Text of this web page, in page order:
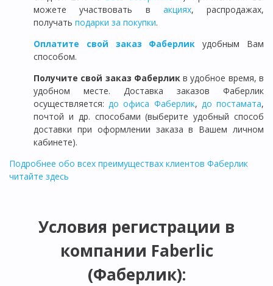
можете участвовать в акциях, распродажах,
получать подарки за покупки.
Оплатите свой заказ Фаберлик удобным Вам
способом.
Получите свой заказ Фаберликв удобное время, в
удобном месте. Доставка заказов Фаберлик
осуществляется:до офиса Фаберлик, до постамата,
почтой и др. способами (выберите удобный способ
доставки при оформлении заказа в Вашем личном
кабинете).
Подробнее обо всех преимуществах клиентов Фаберлик
читайте здесь
Условия регистрации в
компании Faberlic
(Фаберлик):